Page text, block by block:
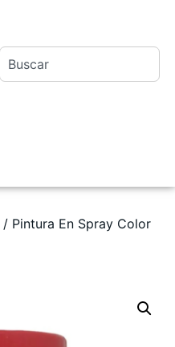
/ Pintura En Spray Color